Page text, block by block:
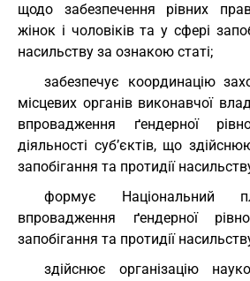
щодо забезпечення рівних
жінок і чоловіків та у сфері
насильству за ознакою статі;
забезпечує координацію
місцевих органів виконавчої
впровадження ґендерної
діяльності суб’єктів, що
запобігання та протидії
формує Національний
впровадження ґендерної
запобігання та протидії
здійснює організацію